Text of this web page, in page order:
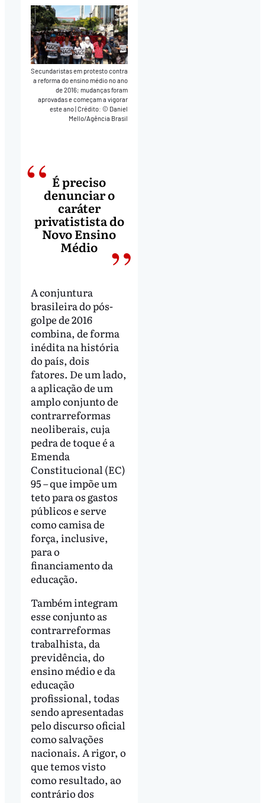
Secundaristas em protesto contra
a reforma do ensino médio no ano
de 2016; mudanças foram
aprovadas e começam a vigorar
este ano|Crédito: © Daniel
Mello/Agência Brasil
É preciso
denunciar o
caráter
privatistista do
Novo Ensino
Médio
A conjuntura
brasileira do pós-
golpe de 2016
combina, de forma
inédita na história
do país, dois
fatores. De um lado,
a aplicação de um
amplo conjunto de
contrarreformas
neoliberais, cuja
pedra de toque é a
Emenda
Constitucional (EC)
95 – que impõe um
teto para os gastos
públicos e serve
como camisa de
força, inclusive,
para o
financiamento da
educação.
Também integram
esse conjunto as
contrarreformas
trabalhista, da
previdência, do
ensino médio e da
educação
profissional, todas
sendo apresentadas
pelo discurso oficial
como salvações
nacionais. A rigor, o
que temos visto
como resultado, ao
contrário dos